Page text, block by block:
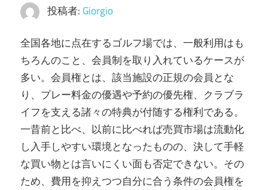
ジ
導
く。
投稿者: Giorgio
全国各地に点在するゴルフ場では、一般利用はも
ちろんのこと、会員制を取り入れているケースが
多い。 会員権とは、該当施設の正規の会員とな
り、プレー料金の優遇や予約の優先権、クラブラ
イフを支える諸々の特典が付随する権利である。
一昔前と比べ、以前に比べれば売買市場は流動化
し入手しやすい環境となったものの、決して手軽
な買い物とは言いにくい面も否定できない。その
ため、費用を抑えつつ自分に合う条件の会員権を